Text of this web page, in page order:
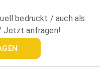
bedruckt / auch als
Jetzt anfragen!